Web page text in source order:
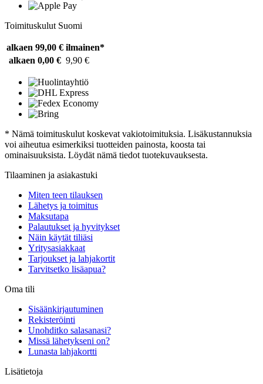
Toimituskulut Suomi
alkaen 99,00 € ilmainen*
alkaen 0,00 € 9,90 €
* Nämä toimituskulut koskevat vakiotoimituksia. Lisäkustannuksia
voi aiheutua esimerkiksi tuotteiden painosta, koosta tai
ominaisuuksista. Löydät nämä tiedot tuotekuvauksesta.
Tilaaminen ja asiakastuki
Miten teen tilauksen
Lähetys ja toimitus
Maksutapa
Palautukset ja hyvitykset
Näin käytät tiliäsi
Yritysasiakkaat
Tarjoukset ja lahjakortit
Tarvitsetko lisäapua?
Oma tili
Sisäänkirjautuminen
Rekisteröinti
Unohditko salasanasi?
Missä lähetykseni on?
Lunasta lahjakortti
Lisätietoja